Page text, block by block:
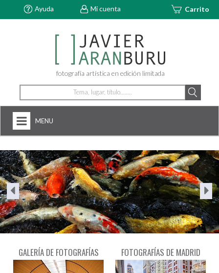
Carrito
Mi cuenta
Ayuda
fotografía artística en edición limitada
MENU
NOSOTROS
+
FOTOGRAFÍAS
ARTDECÓ
GALERÍA DE FOTOGRAFÍAS FOTOGRAFÍAS DE MADRID